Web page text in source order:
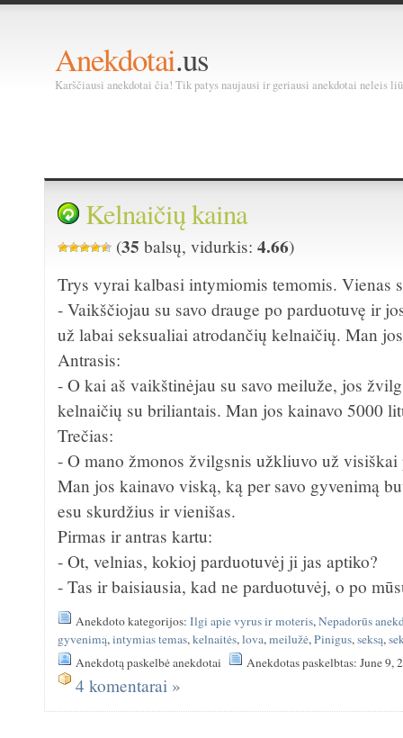
Anekdotai.us
Karščiausi anekdotai čia! Tik patys naujausi ir geriausi anekdotai neleis
Kelnaičių kaina
(35 balsų, vidurkis:4.66)
Trys vyrai kalbasi intymiomis temomis. Vienas
- Vaikščiojau su savo drauge po parduotuvę ir
už labai seksualiai atrodančių kelnaičių. Man
Antrasis:
- O kai aš vaikštinėjau su savo meiluže, jos
kelnaičių su briliantais. Man jos kainavo 5000
Trečias:
- O mano žmonos žvilgsnis užkliuvo už visiškai
Man jos kainavo viską, ką per savo gyvenimą
esu skurdžius ir vienišas.
Pirmas ir antras kartu:
- Ot, velnias, kokioj parduotuvėj ji jas aptiko?
- Tas ir baisiausia, kad ne parduotuvėj, o po
Anekdoto kategorijos:Ilgi apie vyrus ir moteris,Nepadorūs
gyvenimą,intymias temas,kelnaitės,lova,meilužė,Pinigus,seksą,
Anekdotą paskelbė anekdotai
Anekdotas paskelbtas: June 9,
4 komentarai »